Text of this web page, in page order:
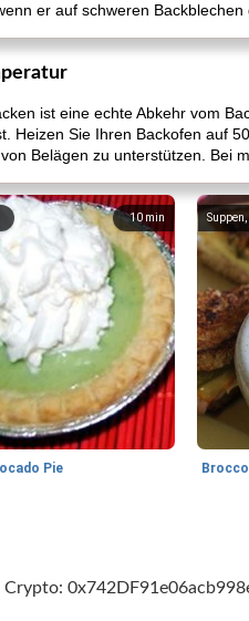
er auf schweren Backblechen
ist eine echte Abkehr vom
Heizen Sie Ihren Backofen auf
Belägen zu unterstützen. Bei
10 min
Pie
Crypto: